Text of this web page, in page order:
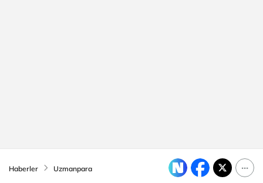
Haberler Uzmanpara